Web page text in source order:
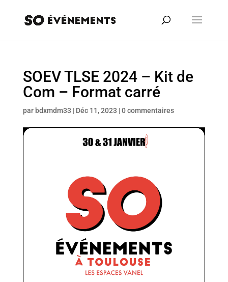
SOEV TLSE 2024 – Kit de
Com – Format carré
par bdxmdm33 | Déc 11, 2023 |0 commentaires